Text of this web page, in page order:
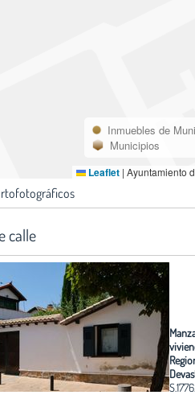
Inmuebles de
Municipios
Leaflet | Ayuntamiento
calle